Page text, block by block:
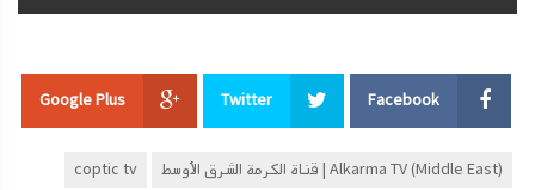
Facebook
Twitter
Google Plus
Alkarma TV (Middle East) | قناة الكرمة الشرق الأوسط
coptic tv